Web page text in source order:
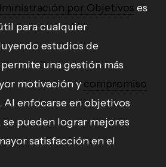
por Objetivos es
para cualquier
estudios de
una gestión más
motivación y compromiso
Al enfocarse en objetivos
pueden lograr mejores
satisfacción en el